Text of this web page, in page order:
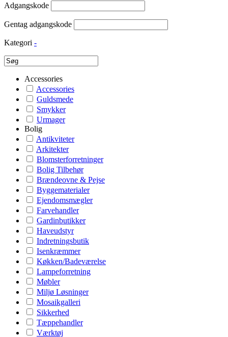
Adgangskode
Gentag adgangskode
Kategori -
Accessories
Accessories
Guldsmede
Smykker
Urmager
Bolig
Antikviteter
Arkitekter
Blomsterforretninger
Bolig Tilbehør
Brændeovne & Pejse
Byggematerialer
Ejendomsmægler
Farvehandler
Gardinbutikker
Haveudstyr
Indretningsbutik
Isenkræmmer
Køkken/Badeværelse
Lampeforretning
Møbler
Miljø Løsninger
Mosaikgalleri
Sikkerhed
Tæppehandler
Værktøj